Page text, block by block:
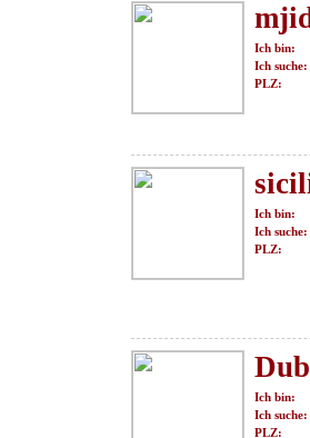
Ich bin:
Ich suche:
PLZ:
Ich bin:
Ich suche:
PLZ:
Ich bin:
Ich suche:
PLZ: